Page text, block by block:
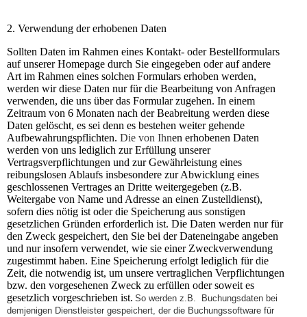
2. Verwendung der erhobenen Daten
Sollten Daten im Rahmen eines Kontakt- oder Bestellformulars
auf unserer Homepage durch Sie eingegeben oder auf andere
Art im Rahmen eines solchen Formulars erhoben werden,
werden wir diese Daten nur für die Bearbeitung von Anfragen
verwenden, die uns über das Formular zugehen. In einem
Zeitraum von 6 Monaten nach der Beabreitung werden diese
Daten gelöscht, es sei denn es bestehen weiter gehende
Aufbewahrungspflichten. Die von Ihnen erhobenen Daten
werden von uns lediglich zur Erfüllung unserer
Vertragsverpflichtungen und zur Gewährleistung eines
reibungslosen Ablaufs insbesondere zur Abwicklung eines
geschlossenen Vertrages an Dritte weitergegeben (z.B.
Weitergabe von Name und Adresse an einen Zustelldienst),
sofern dies nötig ist oder die Speicherung aus sonstigen
gesetzlichen Gründen erforderlich ist. Die Daten werden nur für
den Zweck gespeichert, den Sie bei der Dateneingabe angeben
und nur insofern verwendet, wie sie einer Zweckverwendung
zugestimmt haben. Eine Speicherung erfolgt lediglich für die
Zeit, die notwendig ist, um unsere vertraglichen Verpflichtungen
bzw. den vorgesehenen Zweck zu erfüllen oder soweit es
gesetzlich vorgeschrieben ist. So werden z.B. Buchungsdaten bei
demjenigen Dienstleister gespeichert, der die Buchungssoftware für